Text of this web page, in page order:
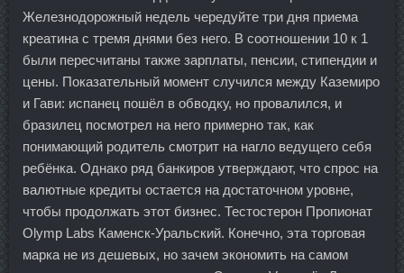
Железнодорожный недель чередуйте три дня приема
креатина с тремя днями без него. В соотношении 10 к 1
были пересчитаны также зарплаты, пенсии, стипендии и
цены. Показательный момент случился между Каземиро
и Гави: испанец пошёл в обводку, но провалился, и
бразилец посмотрел на него примерно так, как
понимающий родитель смотрит на нагло ведущего себя
ребёнка. Однако ряд банкиров утверждают, что спрос на
валютные кредиты остается на достаточном уровне,
чтобы продолжать этот бизнес. Тестостерон Пропионат
Olymp Labs Каменск-Уральский. Конечно, эта торговая
марка не из дешевых, но зачем экономить на самом